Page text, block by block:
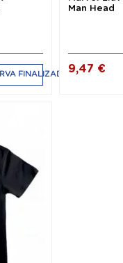
FINALIZADA
Man Head
9,47 €